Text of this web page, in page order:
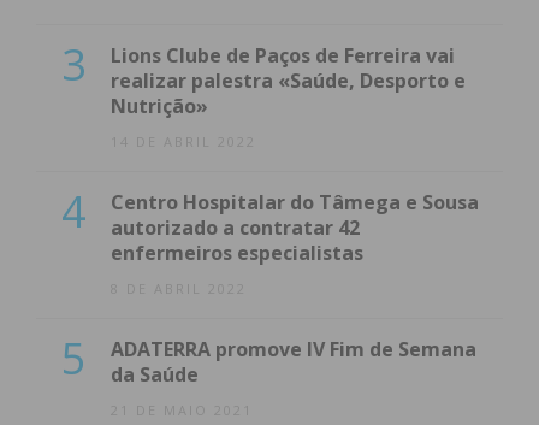
3
Lions Clube de Paços de Ferreira vai
realizar palestra «Saúde, Desporto e
Nutrição»
14 DE ABRIL 2022
4
Centro Hospitalar do Tâmega e Sousa
autorizado a contratar 42
enfermeiros especialistas
8 DE ABRIL 2022
5
ADATERRA promove IV Fim de Semana
da Saúde
21 DE MAIO 2021